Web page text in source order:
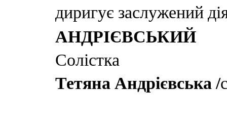
диригує заслужений
АНДРІЄВСЬКИЙ
Солістка
Тетяна Андрієвська/